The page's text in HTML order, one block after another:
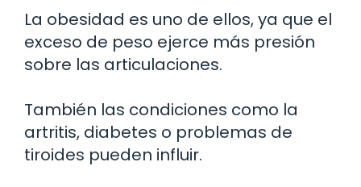
La obesidad es uno de ellos, ya que el
exceso de peso ejerce más presión
sobre las articulaciones.
También las condiciones como la
artritis, diabetes o problemas de
tiroides pueden influir.